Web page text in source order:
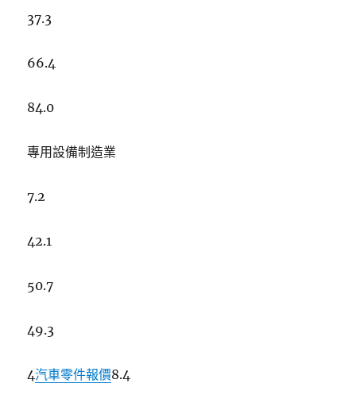
37.3
66.4
84.0
專用設備制造業
7.2
42.1
50.7
49.3
4汽車零件報價8.4